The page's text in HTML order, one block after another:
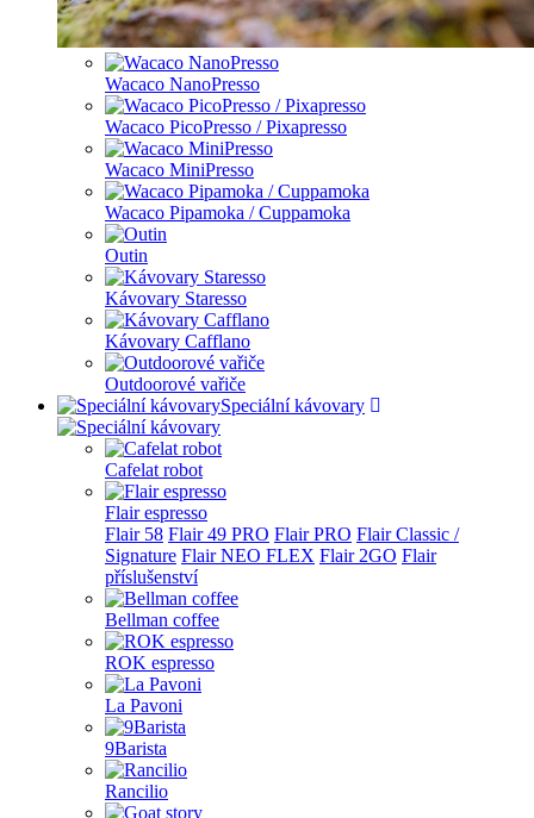
Wacaco NanoPresso
Wacaco PicoPresso / Pixapresso
Wacaco MiniPresso
Wacaco Pipamoka / Cuppamoka
Outin
Kávovary Staresso
Kávovary Cafflano
Outdoorové vařiče
Speciální kávovary
Cafelat robot
Flair espresso
Flair 58 Flair 49 PRO Flair PRO Flair Classic /
Signature Flair NEO FLEX Flair 2GO Flair
příslušenství
Bellman coffee
ROK espresso
La Pavoni
9Barista
Rancilio